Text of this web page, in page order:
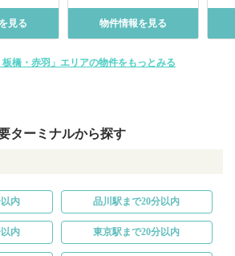
見る 物件情報を見る
板橋・赤羽」エリアの物件をもっとみる
ターミナルから探す
内 品川駅まで20分以内
内 東京駅まで20分以内